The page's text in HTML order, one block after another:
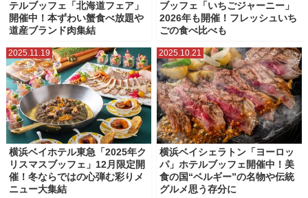
テルブッフェ「北海道フェア」
開催中！本ずわい蟹食べ放題や
道産ブランド肉集結
ブッフェ「いちごジャーニー」
2026年も開催！フレッシュいち
ごの食べ比べも
2025.11.19
横浜ベイホテル東急「2025年ク
リスマスブッフェ」12月限定開
催！冬ならではの心弾む彩りメ
ニュー大集結
2025.10.21
横浜ベイシェラトン「ヨーロッ
パ」ホテルブッフェ開催中！美
食の国“ベルギー”の名物や伝統
グルメ思う存分に